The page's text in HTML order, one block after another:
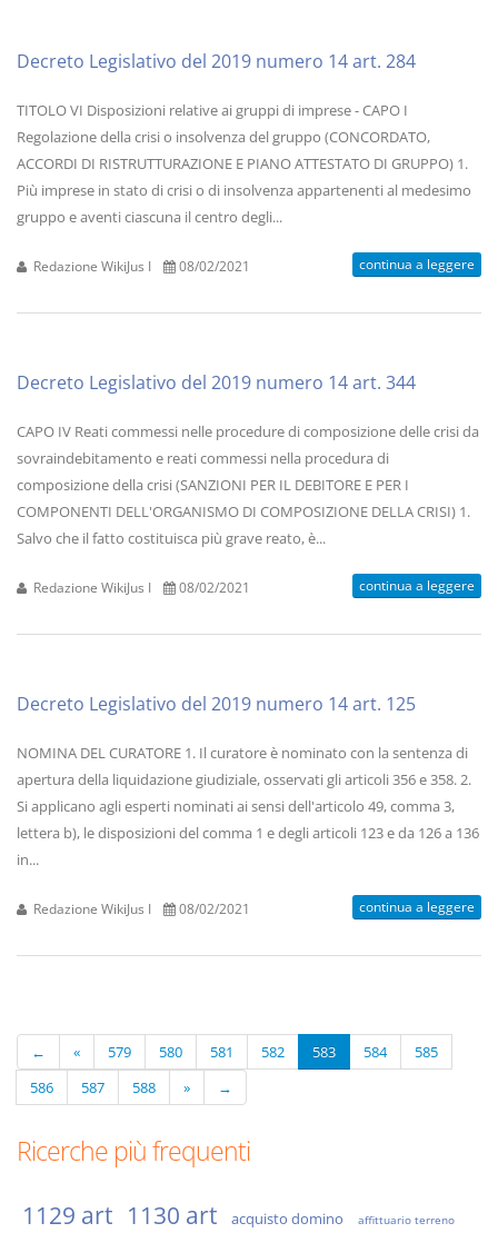
Decreto Legislativo del 2019 numero 14 art. 284
TITOLO VI Disposizioni relative ai gruppi di imprese - CAPO I
Regolazione della crisi o insolvenza del gruppo (CONCORDATO,
ACCORDI DI RISTRUTTURAZIONE E PIANO ATTESTATO DI GRUPPO) 1.
Più imprese in stato di crisi o di insolvenza appartenenti al medesimo
gruppo e aventi ciascuna il centro degli...
Redazione WikiJus I 08/02/2021 continua a leggere
Decreto Legislativo del 2019 numero 14 art. 344
CAPO IV Reati commessi nelle procedure di composizione delle crisi da
sovraindebitamento e reati commessi nella procedura di
composizione della crisi (SANZIONI PER IL DEBITORE E PER I
COMPONENTI DELL'ORGANISMO DI COMPOSIZIONE DELLA CRISI) 1.
Salvo che il fatto costituisca più grave reato, è...
Redazione WikiJus I 08/02/2021 continua a leggere
Decreto Legislativo del 2019 numero 14 art. 125
NOMINA DEL CURATORE 1. Il curatore è nominato con la sentenza di
apertura della liquidazione giudiziale, osservati gli articoli 356 e 358. 2.
Si applicano agli esperti nominati ai sensi dell'articolo 49, comma 3,
lettera b), le disposizioni del comma 1 e degli articoli 123 e da 126 a 136
in...
Redazione WikiJus I 08/02/2021 continua a leggere
← « 579 580 581 582 583 584
585
586
587 588 » →
Ricerche più frequenti
1129 art 1130 art acquisto domino
affittuario terreno